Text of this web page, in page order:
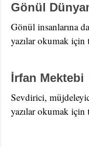
Gönül
Gönül insanlarına
yazılar okumak için
İrfan Mektebi
Sevdirici,
yazılar okumak için